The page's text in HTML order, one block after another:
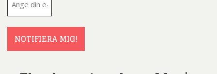
NOTIFIERA MIG!